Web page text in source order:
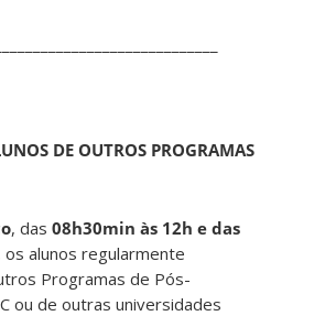
DE OUTROS PROGRAMAS
, das08h30min às 12h e das
os alunos regularmente
Programas de Pós-
ou de outras universidades